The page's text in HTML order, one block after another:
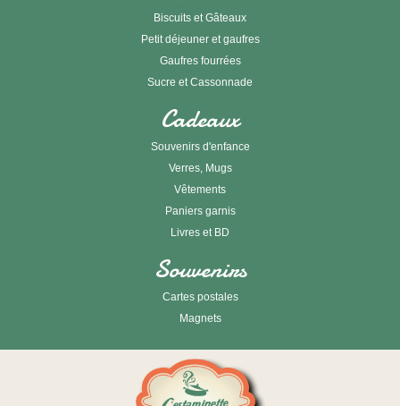
Biscuits et Gâteaux
Petit déjeuner et gaufres
Gaufres fourrées
Sucre et Cassonnade
Cadeaux
Souvenirs d'enfance
Verres, Mugs
Vêtements
Paniers garnis
Livres et BD
Souvenirs
Cartes postales
Magnets